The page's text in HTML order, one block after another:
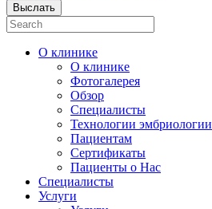
Выслать
О клинике
О клинике
Фотогалерея
Обзор
Специалисты
Технологии эмбриологии
Пациентам
Сертификаты
Пациенты о Нас
Специалисты
Услуги